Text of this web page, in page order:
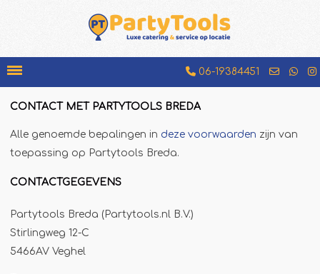
06-19384451
Foodtruck
Glühweinkraam
CONTACT MET PARTYTOOLS BREDA
Alle genoemde bepalingen in deze voorwaarden zijn van
toepassing op Partytools Breda.
CONTACTGEGEVENS
Partytools Breda (Partytools.nl B.V.)
Stirlingweg 12-C
5466AV Veghel